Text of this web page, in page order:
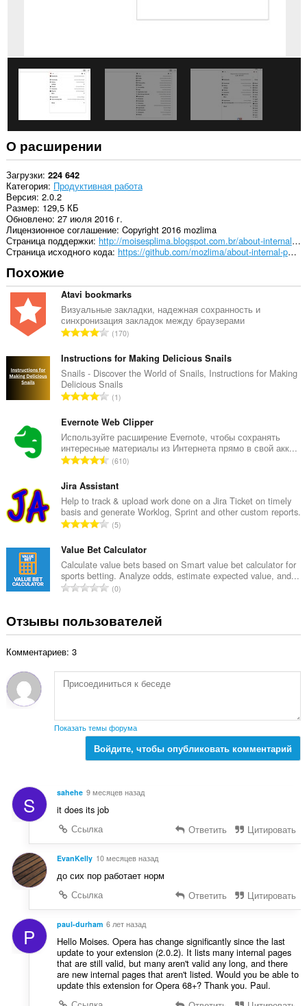
О расширении
Загрузки 224 642
Категория Продуктивная работа
Версия 2.0.2
Размер 129,5 КБ
Обновлено 27 июля 2016 г.
Лицензионное соглашение Copyright 2016 mozlima
Страница поддержки
http://moisesplima.blogspot.com.br/about-internal-pages
Страница исходного кода
https://github.com/mozlima/about-internal-pages
Похожие
Atavi bookmarks
Визуальные закладки, надежная сохранность и
синхронизация закладок между браузерами
В
е
г
о
о
е
н
о
к
:
170
Instructions for Making Delicious Snails
Snails - Discover the World of Snails, Instructions for Making
Delicious Snails
В
е
г
о
о
е
н
о
к
:
1
Evernote Web Clipper
Используйте расширение Evernote, чтобы сохранять
интересные материалы из Интернета прямо в свой акк...
В
е
г
о
о
е
н
о
к
610
Jira Assistant
Help to track & upload work done on a Jira Ticket on timely
basis and generate Worklog, Sprint and other custom reports.
В
е
г
о
о
е
н
:
5
Value Bet Calculator
Calculate value bets based on Smart value bet calculator for
sports betting. Analyze odds, estimate expected value, and...
В
г
ц
е
к
:
0
Отзывы пользователей
Комментариев: 3
Показать темы форума
Войдите, чтобы опубликовать комментарий
S sahehe 9 месяцев назад
it does its job
Ссылка
Ответить Цитировать
EvanKelly 10 месяцев назад
до сих пор работает норм
Ссылка
Ответить Цитировать
P paul-durham 6 лет назад
Hello Moises. Opera has change significantly since the last
update to your extension (2.0.2). It lists many internal pages
that are still valid, but many aren't valid any long, and there
are new internal pages that aren't listed. Would you be able to
update this extension for Opera 68+? Thank you. Paul.